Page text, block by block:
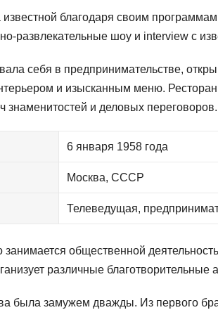
благодаря своим
развлекательные шоу и interview с
себя в предпринимательстве,
и изысканным меню.
знаменитостей и деловых переговоров.
6 января 1958 года
Москва, СССР
Телеведущая,
общественной
различные благотворительные
была замужем дважды. Из первого